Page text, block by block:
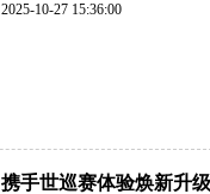
2025-10-27 15:36:00
携手世巡赛体验焕新升